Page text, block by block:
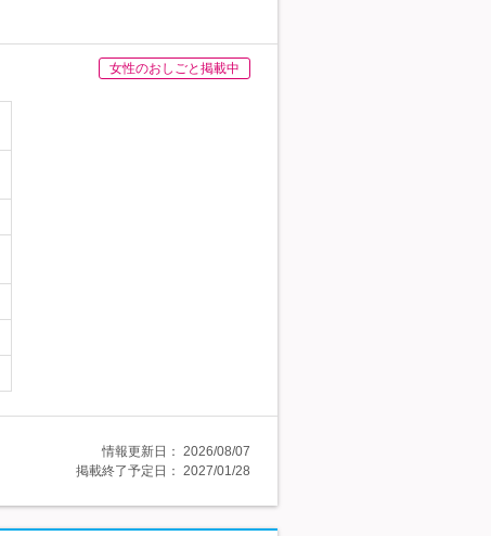
女性のおしごと掲載中
情報更新日： 2026/08/07
掲載終了予定日： 2027/01/28